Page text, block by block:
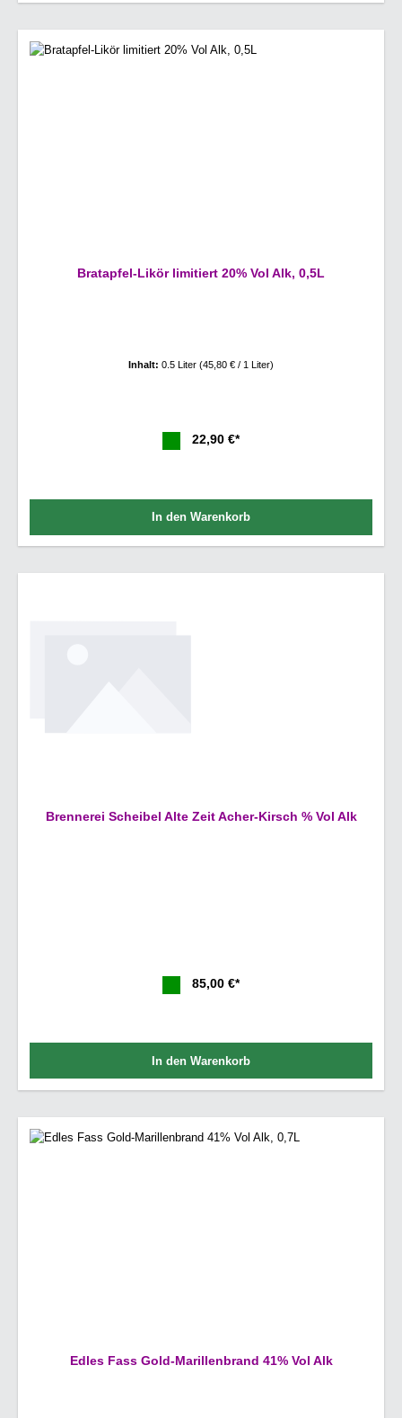
Bratapfel-Likör limitiert 20% Vol Alk, 0,5L
Inhalt: 0.5 Liter (45,80 € / 1 Liter)
22,90 €*
In den Warenkorb
Brennerei Scheibel Alte Zeit Acher-Kirsch % Vol Alk
85,00 €*
In den Warenkorb
Edles Fass Gold-Marillenbrand 41% Vol Alk